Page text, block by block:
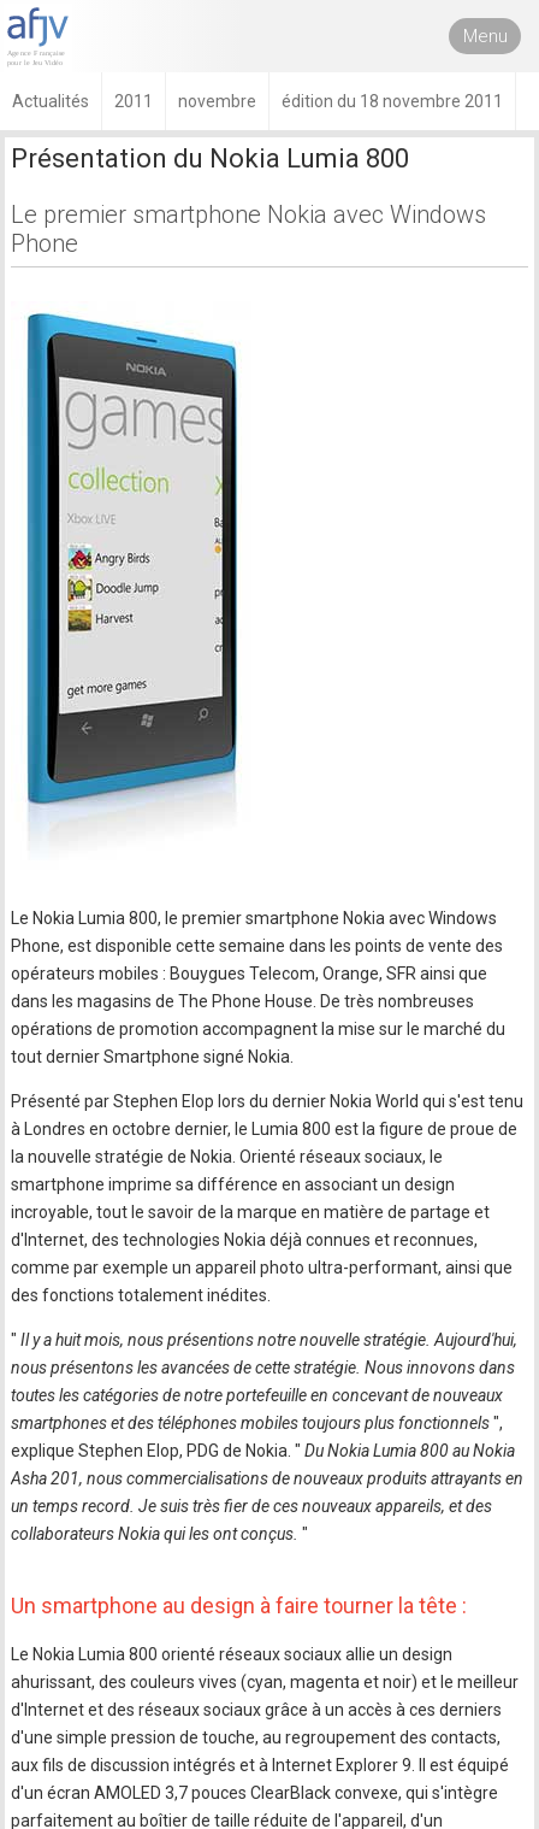
Menu
Actualités 2011 novembre édition du 18 novembre 2011
Présentation du Nokia Lumia 800
Le premier smartphone Nokia avec Windows
Phone
Le Nokia Lumia 800, le premier smartphone Nokia avec Windows
Phone, est disponible cette semaine dans les points de vente des
opérateurs mobiles : Bouygues Telecom, Orange, SFR ainsi que
dans les magasins de The Phone House. De très nombreuses
opérations de promotion accompagnent la mise sur le marché du
tout dernier Smartphone signé Nokia.
Présenté par Stephen Elop lors du dernier Nokia World qui s'est tenu
à Londres en octobre dernier, le Lumia 800 est la figure de proue de
la nouvelle stratégie de Nokia. Orienté réseaux sociaux, le
smartphone imprime sa différence en associant un design
incroyable, tout le savoir de la marque en matière de partage et
d'Internet, des technologies Nokia déjà connues et reconnues,
comme par exemple un appareil photo ultra-performant, ainsi que
des fonctions totalement inédites.
" Il y a huit mois, nous présentions notre nouvelle stratégie. Aujourd'hui,
nous présentons les avancées de cette stratégie. Nous innovons dans
toutes les catégories de notre portefeuille en concevant de nouveaux
smartphones et des téléphones mobiles toujours plus fonctionnels",
explique Stephen Elop, PDG de Nokia. " Du Nokia Lumia 800 au Nokia
Asha 201, nous commercialisations de nouveaux produits attrayants en
un temps record. Je suis très fier de ces nouveaux appareils, et des
collaborateurs Nokia qui les ont conçus."
Un smartphone au design à faire tourner la tête :
Le Nokia Lumia 800 orienté réseaux sociaux allie un design
ahurissant, des couleurs vives (cyan, magenta et noir) et le meilleur
d'Internet et des réseaux sociaux grâce à un accès à ces derniers
d'une simple pression de touche, au regroupement des contacts,
aux fils de discussion intégrés et à Internet Explorer 9. Il est équipé
d'un écran AMOLED 3,7 pouces ClearBlack convexe, qui s'intègre
parfaitement au boîtier de taille réduite de l'appareil, d'un